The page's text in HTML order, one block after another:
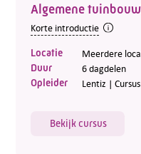
Algemene
Korte introductie
Locatie Meerdere
Duur 6 dagdelen
Opleider Lentiz |
Bekijk cursus